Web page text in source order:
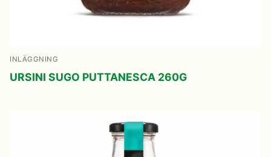
INLÄGGNING
URSINI SUGO PUTTANESCA 260G